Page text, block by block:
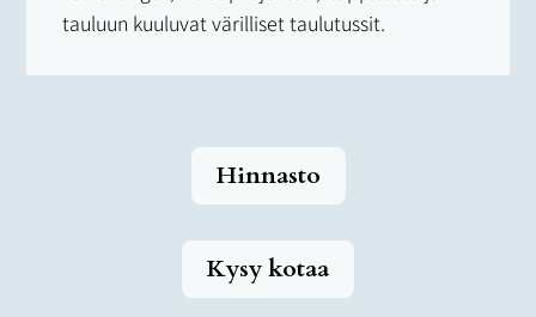
tauluun kuuluvat värilliset taulutussit.
Hinnasto
Kysy kotaa